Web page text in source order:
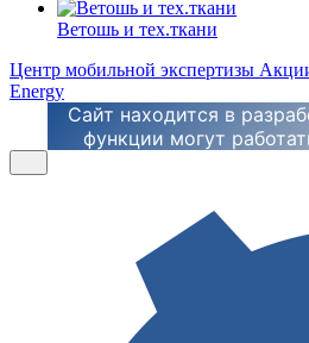
Ветошь и тех.ткани
Центр мобильной экспертизы
Energy
Сайт находится в
функции могут